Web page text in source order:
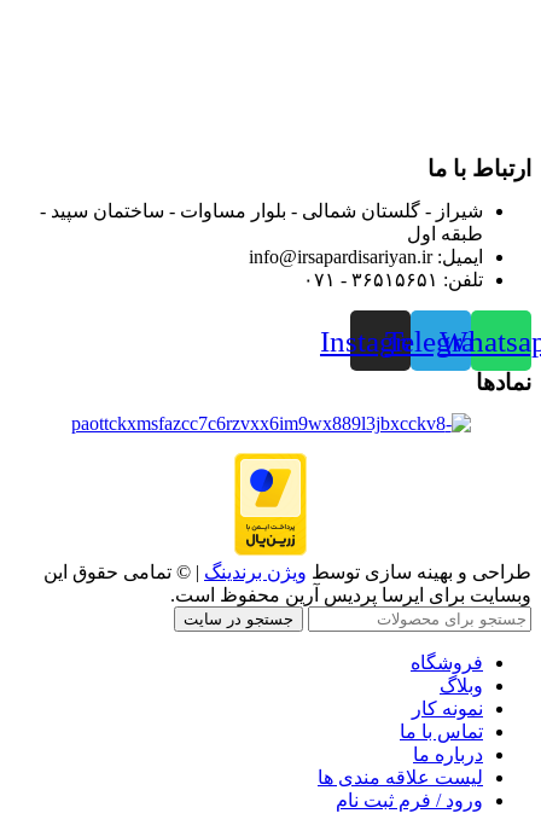
ارتباط با ما
شیراز - گلستان شمالی - بلوار مساوات - ساختمان سپید -
طبقه اول
ایمیل: info@irsapardisariyan.ir
تلفن: ۳۶۵۱۵۶۵۱ - ۰۷۱
Telegram
Instagram
نمادها
طراحی و بهینه سازی توسط ویژن برندینگ | © تمامی حقوق این
وبسایت برای ایرسا پردیس آرین محفوظ است.
جستجو در سایت
فروشگاه
وبلاگ
نمونه کار
تماس با ما
درباره ما
لیست علاقه مندی ها
ورود / فرم ثبت نام